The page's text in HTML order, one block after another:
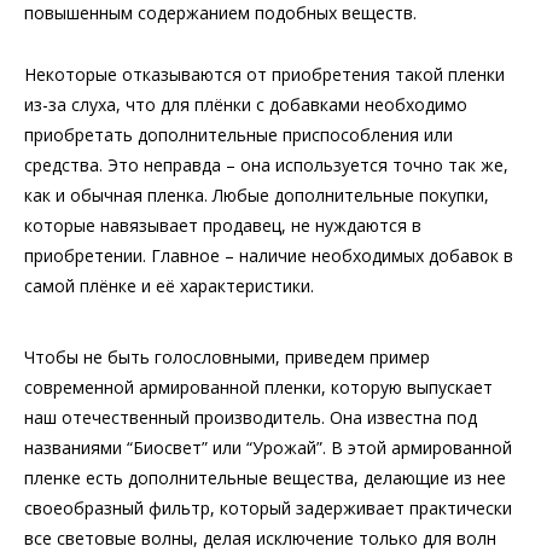
повышенным содержанием подобных веществ.
Некоторые отказываются от приобретения такой пленки
из-за слуха, что для плёнки с добавками необходимо
приобретать дополнительные приспособления или
средства. Это неправда – она используется точно так же,
как и обычная пленка. Любые дополнительные покупки,
которые навязывает продавец, не нуждаются в
приобретении. Главное – наличие необходимых добавок в
самой плёнке и её характеристики.
Чтобы не быть голословными, приведем пример
современной армированной пленки, которую выпускает
наш отечественный производитель. Она известна под
названиями “Биосвет” или “Урожай”. В этой армированной
пленке есть дополнительные вещества, делающие из нее
своеобразный фильтр, который задерживает практически
все световые волны, делая исключение только для волн